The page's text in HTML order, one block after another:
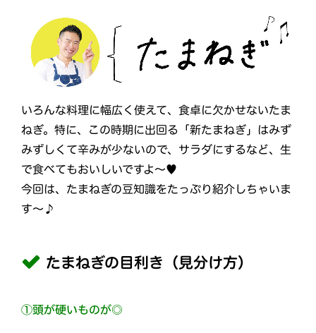
いろんな料理に幅広く使えて、食卓に欠かせないたま
ねぎ。特に、この時期に出回る「新たまねぎ」はみず
みずしくて辛みが少ないので、サラダにするなど、生
で食べてもおいしいですよ～♥
今回は、たまねぎの豆知識をたっぷり紹介しちゃいま
す～♪
たまねぎの目利き（見分け方）
①頭が硬いものが◎